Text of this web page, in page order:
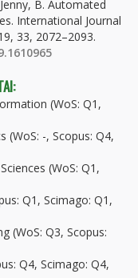
B. Automated
International Journal
33, 2072–2093.
(WoS: Q1,
(WoS: -, Scopus: Q4,
(WoS: Q1,
Q1, Scimago: Q1,
(WoS: Q3, Scopus:
Q4, Scimago: Q4,